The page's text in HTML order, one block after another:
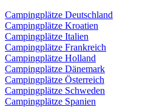
Campingplätze Deutschland
Campingplätze Kroatien
Campingplätze Italien
Campingplätze Frankreich
Campingplätze Holland
Campingplätze Dänemark
Campingplätze Österreich
Campingplätze Schweden
Campingplätze Spanien